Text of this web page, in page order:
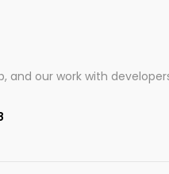
and our work with